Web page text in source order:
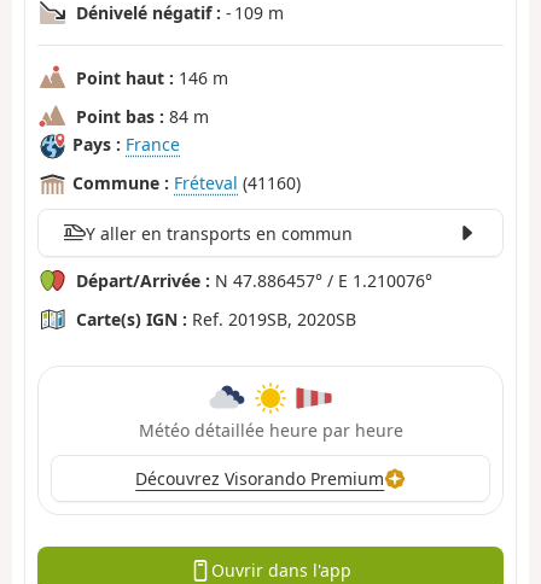
Dénivelé négatif : - 109 m
Point haut : 146 m
Point bas : 84 m
Pays : France
Commune : Fréteval (41160)
Y aller en transports en commun
Départ/Arrivée : N 47.886457° / E 1.210076°
Carte(s) IGN : Ref. 2019SB, 2020SB
Météo détaillée heure par heure
Découvrez Visorando Premium
Ouvrir dans l'app